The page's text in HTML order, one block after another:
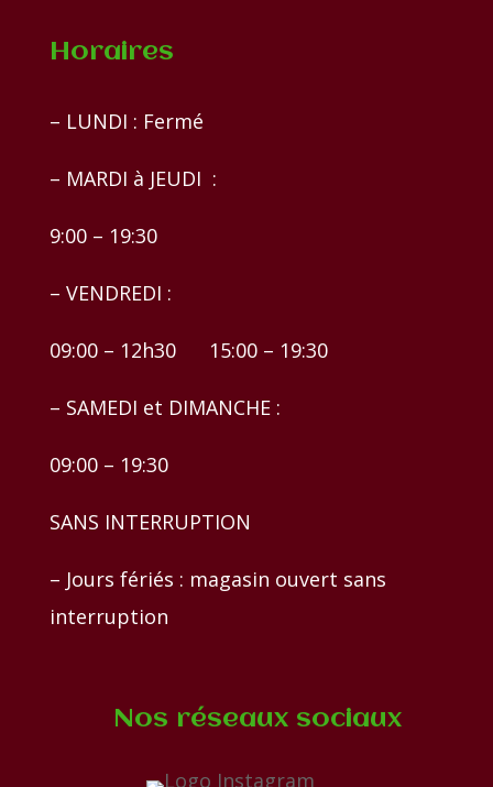
Horaires
– LUNDI : Fermé
– MARDI à JEUDI :
9:00 – 19:30
– VENDREDI :
09:00 – 12h30 15:00 – 19:30
– SAMEDI et DIMANCHE :
09:00 – 19:30
SANS INTERRUPTION
– Jours fériés : magasin ouvert sans
interruption
Nos réseaux sociaux